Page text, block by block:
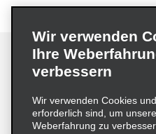
Impressum
Cookie-Richtlinie
Wir verwenden
Ihre
verbessern
Wir verwenden Cookies
erforderlich sind, um
Weberfahrung zu